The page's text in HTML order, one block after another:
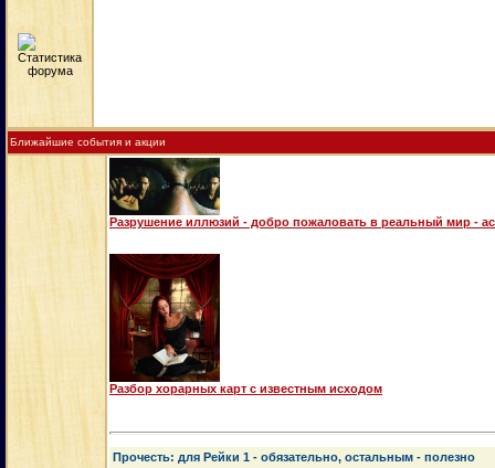
Ближайшие события и акции
Разрушение иллюзий - добро пожаловать в реальный мир -
Разбор хорарных карт с известным исходом
Прочесть: для Рейки 1 - обязательно, остальным - полезно